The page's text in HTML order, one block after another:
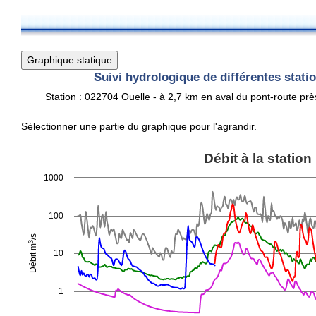
Suivi hydrologique de différentes
Station : 022704 Ouelle - à 2,7 km en aval du pont-route
Sélectionner une partie du graphique pour l'agrandir.
Line chart with 6 lines.
The chart has 1 X axis displaying Time. Data ranges from 2025-
The chart has 1 Y axis displaying Débit m3 /s. Data ranges from
Débit à la station
Débit m
3
/s
1
10
100
1000